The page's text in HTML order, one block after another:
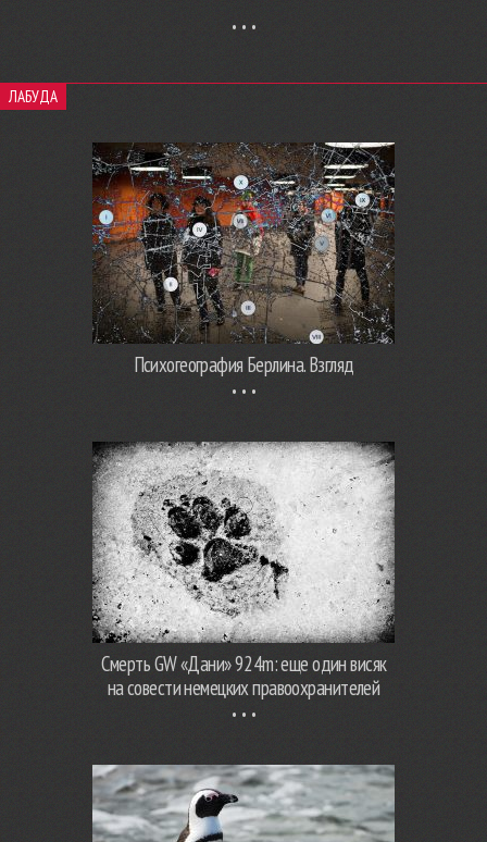
ЛАБУДА
Психогеография Берлина. Взгляд
Смерть GW «Дани» 924m: еще один висяк
на совести немецких правоохранителей